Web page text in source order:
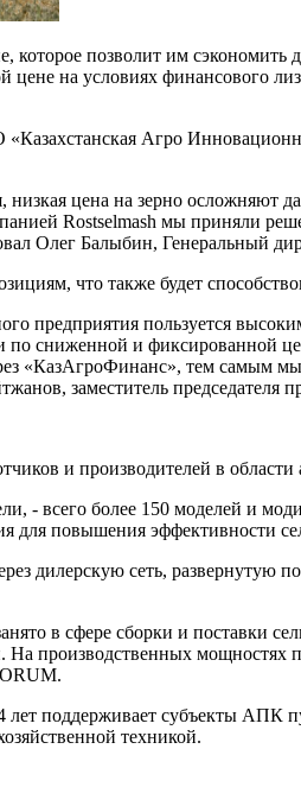
позволит им
на условиях финансового
Агро
цена на зерно осложняют
Rostselmash мы приняли
Олег Балыбин, Генеральный
что также будет
предприятия пользуется
сниженной и фиксированной
«КазАгроФинанс», тем самым
заместитель
и производителей в
- всего более 150 моделей и
повышения эффективности
дилерскую сеть, развернутую
в сфере сборки и поставки
производственных мощностях
поддерживает субъекты АПК
техникой.